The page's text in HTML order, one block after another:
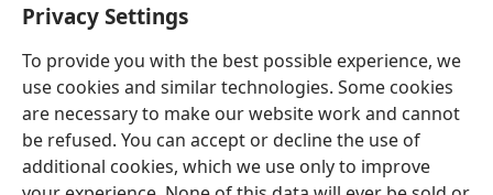
Privacy Settings
To provide you with the best possible experience, we
use cookies and similar technologies. Some cookies
are necessary to make our website work and cannot
be refused. You can accept or decline the use of
additional cookies, which we use only to improve
(opens
window)ƐNTƐNƐTI SU FLUWA SIEWLƐ Watchtower™
(opens
new
window)JW Hub ®
(opens
new